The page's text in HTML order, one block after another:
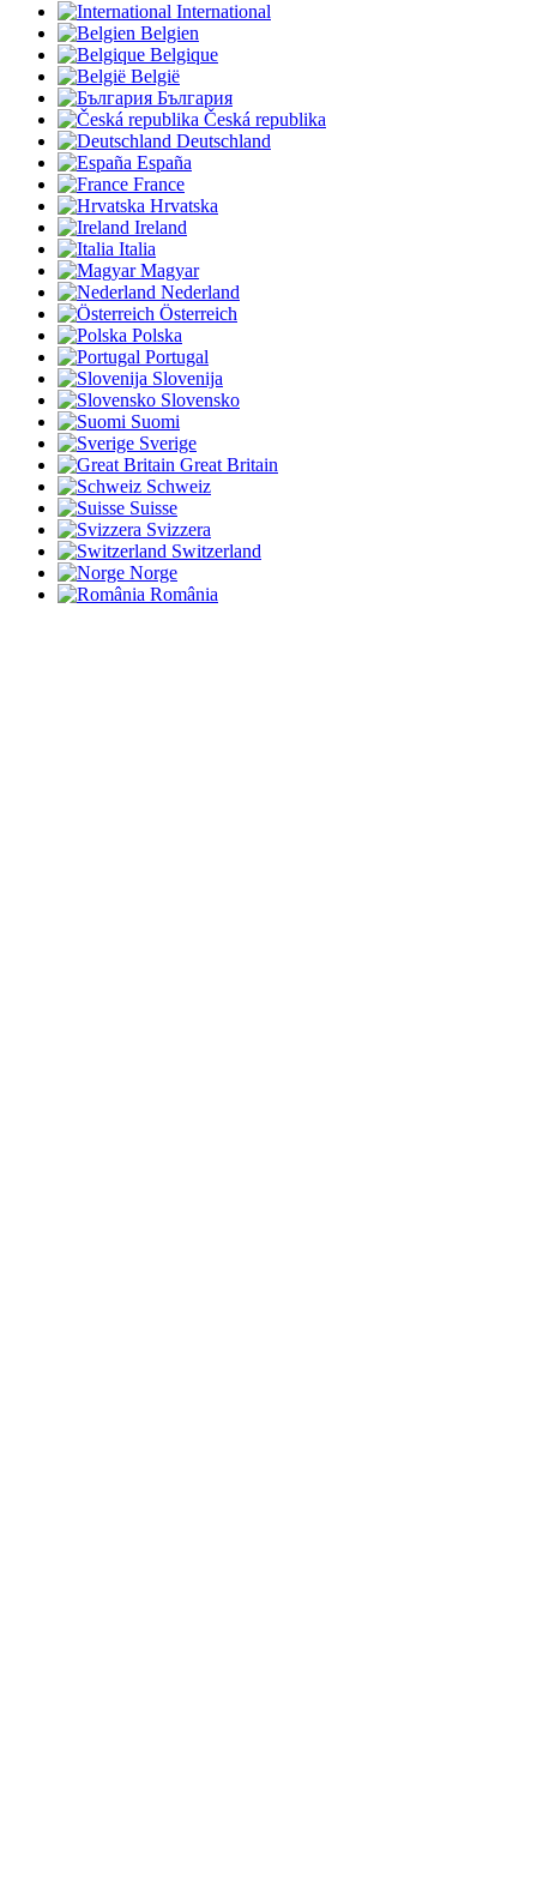
International
Belgien
Belgique
België
България
Česká republika
Deutschland
España
France
Hrvatska
Ireland
Italia
Magyar
Nederland
Österreich
Polska
Portugal
Slovenija
Slovensko
Suomi
Sverige
Great Britain
Schweiz
Suisse
Svizzera
Switzerland
Norge
România